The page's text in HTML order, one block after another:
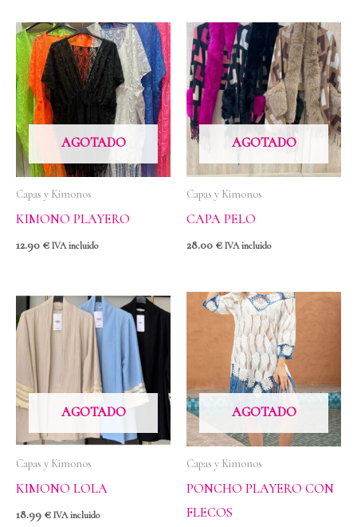
AGOTADO
Capas y Kimonos
KIMONO PLAYERO
12.90 € IVA incluido
AGOTADO
Capas y Kimonos
CAPA PELO
28.00 € IVA incluido
AGOTADO
Capas y Kimonos
KIMONO LOLA
18.99 € IVA incluido
AGOTADO
Capas y Kimonos
PONCHO PLAYERO CON
FLECOS